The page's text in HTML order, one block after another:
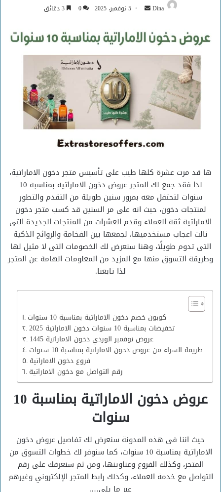
Dina
أرسل
إلكترونيا
5 نوفمبر، 2025 0
ها قد مرت عشرة كلها طيب على تأسيس متجر دخون الاماراتية،
لذا فقد جمع لك المتجر عروض دخون الاماراتية بمناسبة 10
سنوات لتحتفل معه بمرور سنين طويلة من التقدم والتطور
لمنتجات دخون، حيث انه على مر السنين قد كسب متجر دخون
الاماراتية ثقة العملاء وقدم العشرات من المنتجات الجديدة التى
نالت اعجاب مستخدميها، لجمعها بين الفخامة والروائح الذكية
التى تدوم طويلًا، وهنا سنعرض لك الخصومات التى لا مثيل لها
وطريقة التسوق منها مع المزيد من المعلومات الهامة عن المتجر
لذا تابعنا.
كوبون خصم دخون الاماراتية بمناسبة 10 سنوات
تخفيضات بمناسبة 10 سنوات دخون الاماراتية 2025
عروض نوفمبر الوردي دخون الاماراتية 1445
طريقة الشراء من عروض دخون الاماراتية بمناسبة 10 سنوات
فروع دخون الاماراتية
رقم التواصل مع دخون الاماراتية
عروض دخون الاماراتية بمناسبة 10
سنوات
حيث اننا فى هذه المدونة سنعرض لك تفاصيل عروض دخون
الاماراتية بمناسبة 10 سنوات، كما سنوفر لك خطوات التسوق من
المتجر، وكذلك الفروع وعناوينها، ومن ثم سنعرفك على رقم
التواصل مع خدمة العملاء، وكذلك رابط المتجر الإلكتروني وغيرهم
عبر ما يلي….